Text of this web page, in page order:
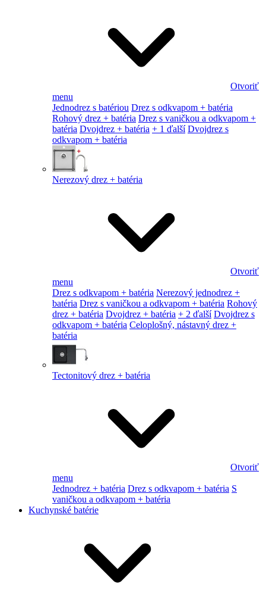
Otvoriť
menu
Jednodrez s batériou Drez s odkvapom + batéria
Rohový drez + batéria Drez s vaničkou a odkvapom +
batéria Dvojdrez + batéria + 1 ďalší Dvojdrez s
odkvapom + batéria
Nerezový drez + batéria
Otvoriť
menu
Drez s odkvapom + batéria Nerezový jednodrez +
batéria Drez s vaničkou a odkvapom + batéria Rohový
drez + batéria Dvojdrez + batéria + 2 ďalší Dvojdrez s
odkvapom + batéria Celoplošný, nástavný drez +
batéria
Tectonitový drez + batéria
Otvoriť
menu
Jednodrez + batéria Drez s odkvapom + batéria S
vaničkou a odkvapom + batéria
Kuchynské batérie